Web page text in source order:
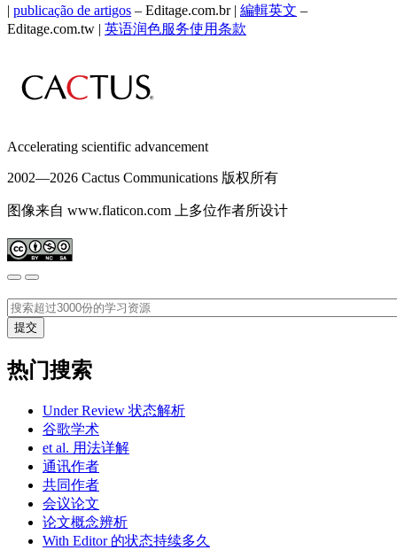
| publicação de artigos – Editage.com.br | 編輯英文 –
Editage.com.tw | 英语润色服务使用条款
Accelerating scientific advancement
2002—2026 Cactus Communications 版权所有
图像来自 www.flaticon.com 上多位作者所设计
热门搜索
Under Review 状态解析
谷歌学术
et al. 用法详解
通讯作者
共同作者
会议论文
论文概念辨析
With Editor 的状态持续多久